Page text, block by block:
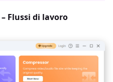
Flussi di lavoro